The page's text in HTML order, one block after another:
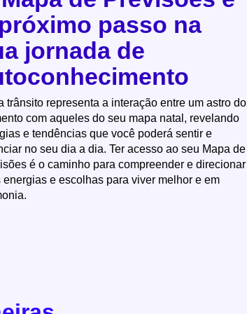
passo na
jornada de
trânsito representa a interação entre um astro do
com aqueles do seu mapa natal, revelando
e tendências que você poderá sentir e
no seu dia a dia. Ter acesso ao seu Mapa de
é o caminho para compreender e direcionar
energias e escolhas para viver melhor e em